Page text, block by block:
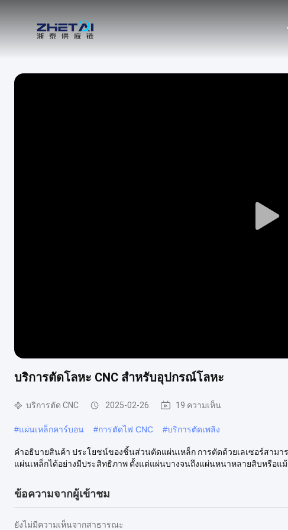
บริการตัดโลหะ CNC สําหรับอุปกรณ์โลหะ
บริการตัด CNC 2025-02-26 19 ความเห็น
#แผ่นเหล็กคาร์บอน #การตัดไฟ CNC #บริการตัดเพลิง
คําอธิบายสินค้า ประโยชน์ของชิ้นส่วนตัดแผ่นเหล็ก การตัดด้วยเลเซอร์สา
แผ่นเหล็กได้อย่างมีประสิทธิภาพ ตั้งแต่แผ่นบางจนถึงแผ่นหนาหลายสิบหรือแม้
ข้อความจากผู้เข้าชม
ยังไม่มีความเห็นจากสาธารณะ